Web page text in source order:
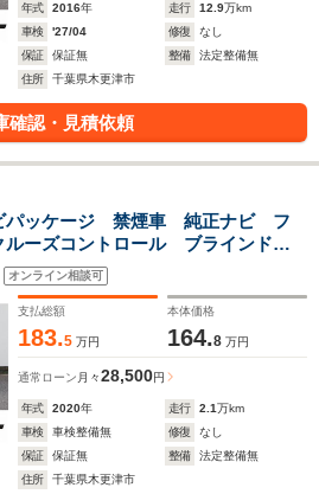
年式 2016年 走行 12.9万km
車検
'27/04 修復
なし
保証
保証無 整備
法定整備無
住所
千葉県木更津市
確認・見積依頼
パッケージ 禁煙車 純正ナビ フ
ーズコントロール ブラインドス
LEDヘッドライト スマートキー
接続
オンライン相談可
支払総額
183.5 万円
本体価格
164.8 万円
通常ローン 月々28,500円
年式 2020年 走行 2.1万km
車検
車検整備無 修復
なし
保証
保証無 整備
法定整備無
住所
千葉県木更津市